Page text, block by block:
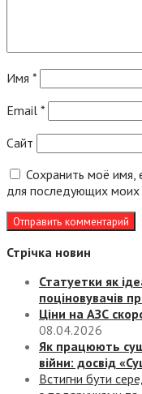
Имя *
Email *
Сайт
Сохранить моё имя,
для последующих моих
Стрічка новин
Статуетки як
поціновувачів
Ціни на АЗС
08.04.2026
Як працюють
війни: досвід
Встигни бути